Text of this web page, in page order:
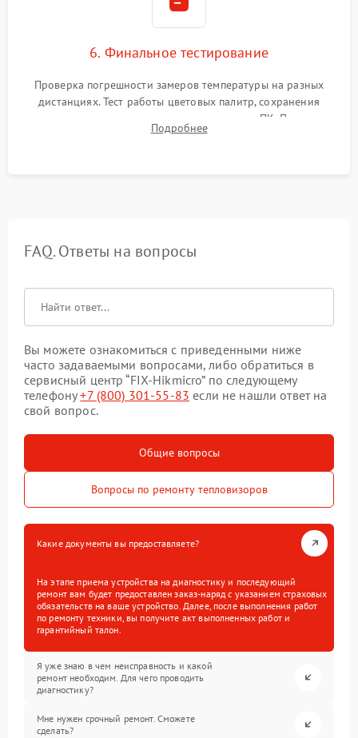
6. Финальное тестирование
Проверка погрешности замеров температуры на разных
дистанциях. Тест работы цветовых палитр, сохранения
термограмм в память и передачи данных на ПК. Проверка
автономности работы и итоговый контроль качества.
Подробнее
FAQ. Ответы на вопросы
Вы можете ознакомиться с приведенными ниже
часто задаваемыми вопросами, либо обратиться в
сервисный центр “FIX-Hikmicro” по следующему
телефону+7 (800) 301-55-83 если не нашли ответ на
свой вопрос.
Общие вопросы
Вопросы по ремонту тепловизоров
Какие документы вы предоставляете?
На этапе приема устройства на диагностику и последующий
ремонт вам будет предоставлен заказ-наряд с указанием страховых
обязательств на ваше устройство. Далее, после выполнения работ
по ремонту техники, вы получите акт выполненных работ и
гарантийный талон.
Я уже знаю в чем неисправность и какой
ремонт необходим. Для чего проводить
диагностику?
Мне нужен срочный ремонт. Сможете
сделать?